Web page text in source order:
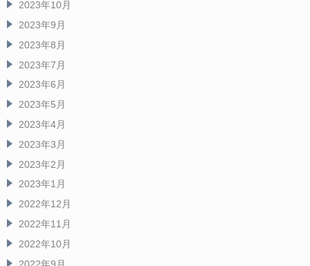
2023年10月
2023年9月
2023年8月
2023年7月
2023年6月
2023年5月
2023年4月
2023年3月
2023年2月
2023年1月
2022年12月
2022年11月
2022年10月
2022年9月